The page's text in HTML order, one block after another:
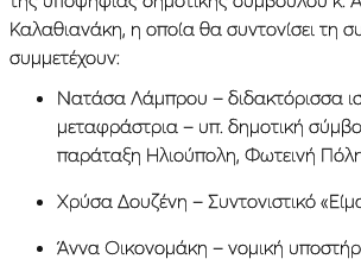
Καλαθιανάκη, η οποία θα συντονίσει τη
συμμετέχουν:
Νατάσα Λάμπρου – διδακτόρισσα
μεταφράστρια – υπ. δημοτική
παράταξη Ηλιούπολη, Φωτεινή
Χρύσα Δουζένη – Συντονιστικό
Άννα Οικονομάκη – νομική